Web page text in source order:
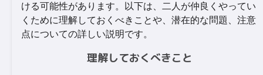
ける可能性があります。以下は、二人が仲良くやってい
くために理解しておくべきことや、潜在的な問題、注意
点についての詳しい説明です。
理解しておくべきこと